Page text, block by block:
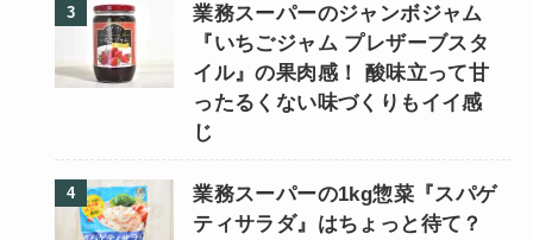
業務スーパーのジャンボジャム
『いちごジャム プレザーブスタ
イル』の果肉感！ 酸味立って甘
ったるくない味づくりもイイ感
じ
業務スーパーの1kg惣菜『スパゲ
ティサラダ』はちょっと待て？